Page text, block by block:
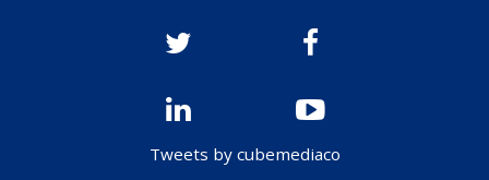
Tweets by cubemediaco